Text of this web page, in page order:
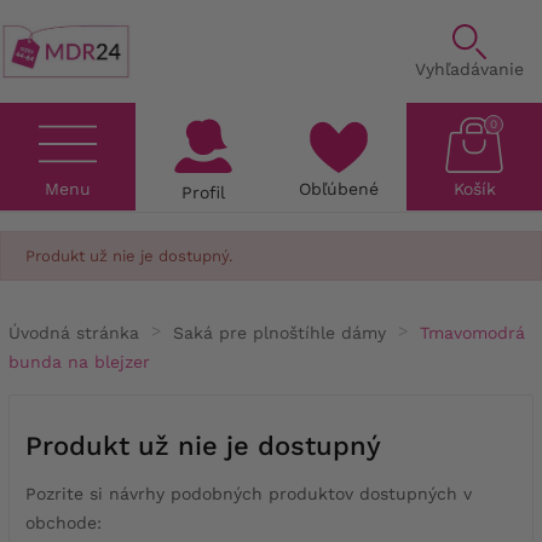
Vyhľadávanie
Menu Profil Obľúbené Košík
0
Produkt už nie je dostupný.
Úvodná stránka Saká pre plnoštíhle dámy
Tmavomodrá
bunda na blejzer
Produkt už nie je dostupný
Pozrite si návrhy podobných produktov dostupných v
obchode: